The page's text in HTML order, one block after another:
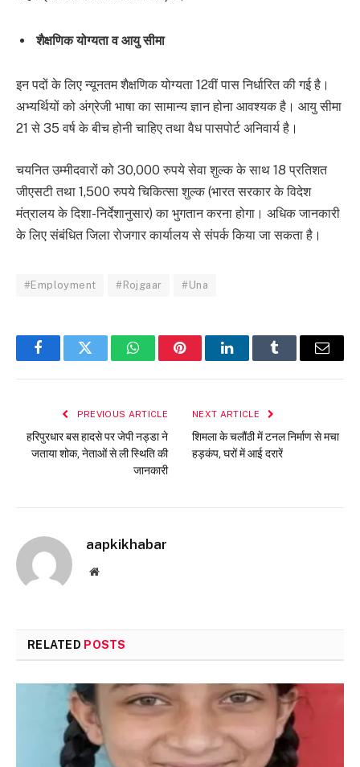
शैक्षणिक योग्यता व आयु सीमा
इन पदों के लिए न्यूनतम शैक्षणिक योग्यता 12वीं पास निर्धारित की गई है।
अभ्यर्थियों को अंग्रेजी भाषा का सामान्य ज्ञान होना आवश्यक है। आयु सीमा
21 से 35 वर्ष के बीच होनी चाहिए तथा वैध पासपोर्ट अनिवार्य है।
चयनित उम्मीदवारों को 30,000 रुपये सेवा शुल्क के साथ 18 प्रतिशत
जीएसटी तथा 1,500 रुपये चिकित्सा शुल्क (भारत सरकार के विदेश
मंत्रालय के दिशा-निर्देशानुसार) का भुगतान करना होगा। अधिक जानकारी
के लिए संबंधित जिला रोजगार कार्यालय से संपर्क किया जा सकता है।
#Employment #Rojgaar #Una
FacebookTwitter WhatsAppPinterestLinkedInTumblr Email
PREVIOUS ARTICLE
हरिपुरधार बस हादसे पर जेपी नड्डा ने
जताया शोक, नेताओं से ली स्थिति की
जानकारी
NEXT ARTICLE
शिमला के चलौंठी में टनल निर्माण से मचा
हड़कंप, घरों में आई दरारें
aapkikhabar
Website
RELATED POSTS